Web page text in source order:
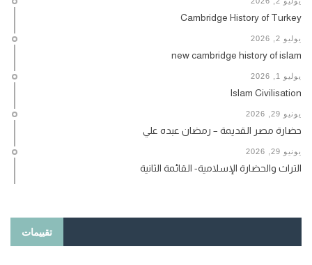
Cambridge History of Turkey
يوليو 2, 2026
new cambridge history of islam
يوليو 1, 2026
Islam Civilisation
يونيو 29, 2026
حضارة مصر القديمة – رمضان عبده علي
يونيو 29, 2026
التراث والحضارة الإسلامية- القائمة الثانية
تقييمات